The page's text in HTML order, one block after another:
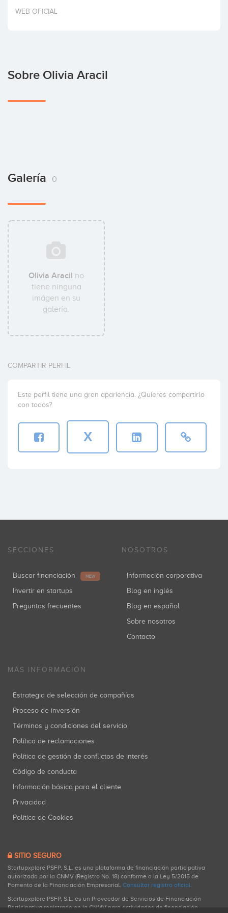
Invertir
WEB OFICIAL
Sobre Olivia Aracil
Galería 0
Olivia Aracil no
tiene ninguna
imágen en su
galería.
COMPARTIR PERFIL
Este perfil tiene una gran apariencia. ¿Quieres compartirlo
con todos?
X
SECCIONES
Buscar financiación NEW
Invertir en startups
Preguntas frecuentes
NOSOTROS
Información corporativa
Blog en inglés
Blog en español
Sobre nosotros
Contacto
MÁS INFORMACIÓN
Estrategia de selección de compañías
Proceso de inversión
Términos y condiciones del servicio
Política de reclamaciones
Política de gestión de conflictos de interés
Código de conducta
Información básica para el cliente
Privacidad
Política de Cookies
SITIO SEGURO
Startupxplore PSFP, S.L. es una plataforma de financiación participativa
autorizada por la CNMV (Registro No. 18) conforme a la Ley 5/2015 de
Fomento de la Financiación Empresarial. Consultar registro oficial.
Startupxplore PSFP, S.L. es un Proveedor de Servicios de Financiación
Participativa registrado en la CNMV para actividades de financiación